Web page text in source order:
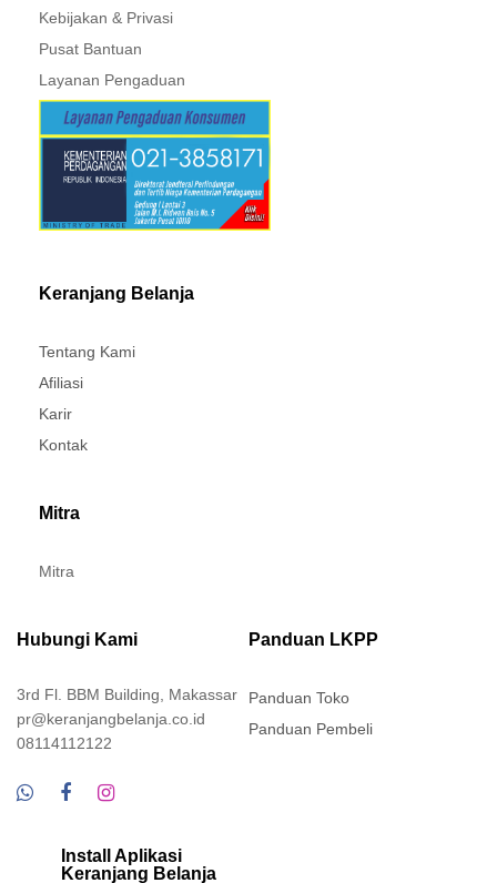
Kebijakan & Privasi
Pusat Bantuan
Layanan Pengaduan
Keranjang Belanja
Tentang Kami
Afiliasi
Karir
Kontak
Mitra
Mitra
Hubungi Kami
3rd Fl. BBM Building, Makassar
pr@keranjangbelanja.co.id
08114112122
Panduan LKPP
Panduan Toko
Panduan Pembeli
Install Aplikasi
Keranjang Belanja